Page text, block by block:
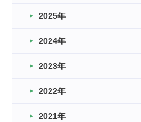
車いすバスケとRくんのお話
卒業・卒園の季節★
2026.03.11
緑ケ丘体育館
2025年
2024年
2023年
2022年
2021年